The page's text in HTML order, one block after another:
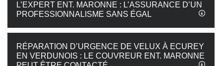
L’EXPERT ENT. MARONNE : L’ASSURANCE D’UN
PROFESSIONNALISME SANS ÉGAL
RÉPARATION D’URGENCE DE VELUX À ECUREY
EN VERDUNOIS : LE COUVREUR ENT. MARONNE